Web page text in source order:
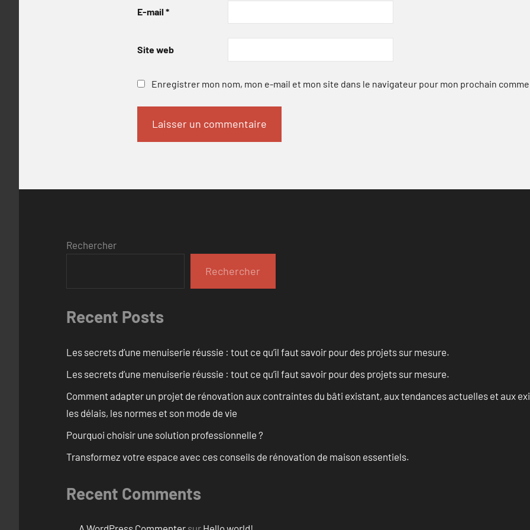
E-mail *
Site web
Enregistrer mon nom, mon e-mail et mon site dans le navigateur pour mon prochain
Rechercher
Rechercher
Recent Posts
Les secrets d’une menuiserie réussie : tout ce qu’il faut savoir pour des projets sur mesure.
Les secrets d’une menuiserie réussie : tout ce qu’il faut savoir pour des projets sur mesure.
Comment adapter un projet de rénovation aux contraintes du bâti existant, aux tendances actuelles et aux
les délais, les normes et son mode de vie
Pourquoi choisir une solution professionnelle ?
Transformez votre espace avec ces conseils de rénovation de maison essentiels.
Recent Comments